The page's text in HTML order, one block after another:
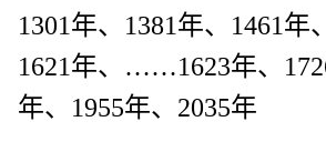
1301年、1381年、1461年
1621年、……1623年、
年、1955年、2035年